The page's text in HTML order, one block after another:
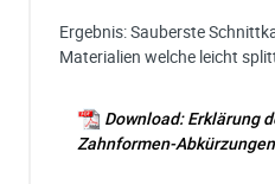
Ergebnis: Sauberste
Materialien welche leicht
Download: Erklärung
Zahnformen-Abkürzungen